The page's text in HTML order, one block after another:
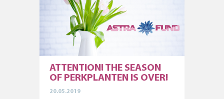
ATTENTION! THE SEASON
OF PERKPLANTEN IS OVER!
20.05.2019